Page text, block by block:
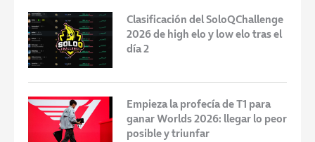
Clasificación del SoloQChallenge
2026 de high elo y low elo tras el
día 2
Empieza la profecía de T1 para
ganar Worlds 2026: llegar lo peor
posible y triunfar